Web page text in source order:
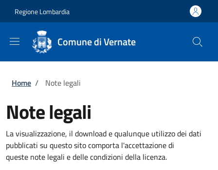
Regione Lombardia
Comune di Vernate
Briciole di pane
Home / Note legali
Note legali
La visualizzazione, il download e qualunque utilizzo dei dati
pubblicati su questo sito comporta l'accettazione di
queste note legali e delle condizioni della licenza.